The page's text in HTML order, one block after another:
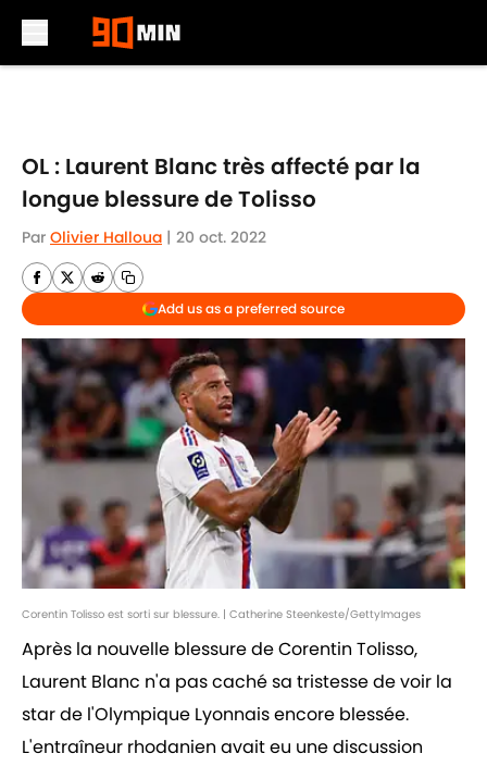
OL : Laurent Blanc très affecté par la
longue blessure de Tolisso
Par Olivier Halloua | 20 oct. 2022
Add us as a preferred source
Corentin Tolisso est sorti sur blessure. | Catherine Steenkeste/GettyImages
Après la nouvelle blessure de Corentin Tolisso,
Laurent Blanc n'a pas caché sa tristesse de voir la
star de l'Olympique Lyonnais encore blessée.
L'entraîneur rhodanien avait eu une discussion